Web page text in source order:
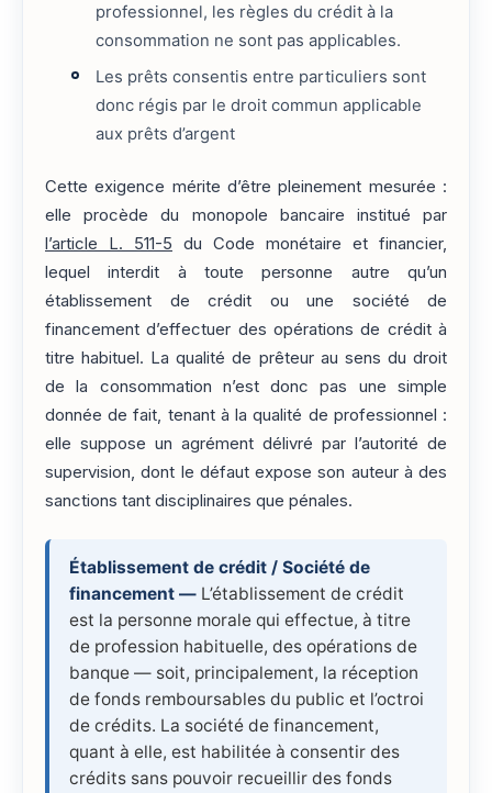
professionnel, les règles du crédit à la
consommation ne sont pas applicables.
Les prêts consentis entre particuliers sont
donc régis par le droit commun applicable
aux prêts d’argent
Cette exigence mérite d’être pleinement mesurée :
elle procède du monopole bancaire institué par
l’article L. 511-5 du Code monétaire et financier,
lequel interdit à toute personne autre qu’un
établissement de crédit ou une société de
financement d’effectuer des opérations de crédit à
titre habituel. La qualité de prêteur au sens du droit
de la consommation n’est donc pas une simple
donnée de fait, tenant à la qualité de professionnel :
elle suppose un agrément délivré par l’autorité de
supervision, dont le défaut expose son auteur à des
sanctions tant disciplinaires que pénales.
Établissement de crédit / Société de
financement — L’établissement de crédit
est la personne morale qui effectue, à titre
de profession habituelle, des opérations de
banque — soit, principalement, la réception
de fonds remboursables du public et l’octroi
de crédits. La société de financement,
quant à elle, est habilitée à consentir des
crédits sans pouvoir recueillir des fonds